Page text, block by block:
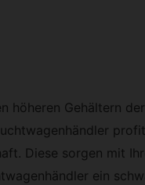
höheren Gehältern
Diese sorgen mit
ein